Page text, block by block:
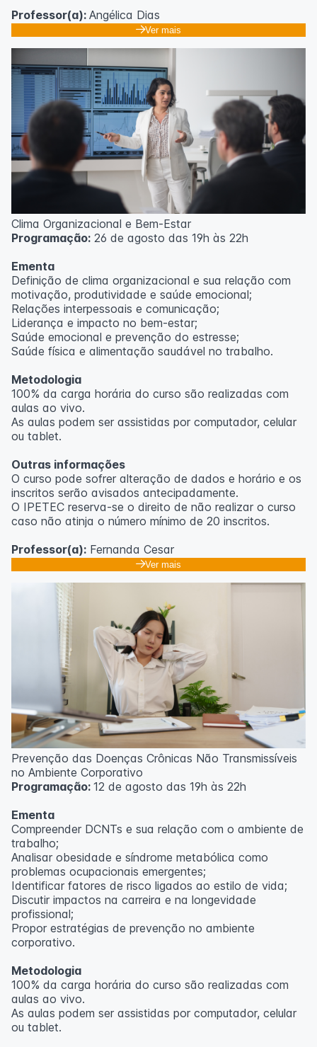
Professor(a): Angélica Dias
Ver mais
Clima Organizacional e Bem-Estar
Programação: 26 de agosto das 19h às 22h
Ementa
Definição de clima organizacional e sua relação com
motivação, produtividade e saúde emocional;
Relações interpessoais e comunicação;
Liderança e impacto no bem-estar;
Saúde emocional e prevenção do estresse;
Saúde física e alimentação saudável no trabalho.
Metodologia
100% da carga horária do curso são realizadas com
aulas ao vivo.
As aulas podem ser assistidas por computador, celular
ou tablet.
Outras informações
O curso pode sofrer alteração de dados e horário e os
inscritos serão avisados ​​antecipadamente.
O IPETEC reserva-se o direito de não realizar o curso
caso não atinja o número mínimo de 20 inscritos.
Professor(a): Fernanda Cesar
Ver mais
Prevenção das Doenças Crônicas Não Transmissíveis
no Ambiente Corporativo
Programação: 12 de agosto das 19h às 22h
Ementa
Compreender DCNTs e sua relação com o ambiente de
trabalho;
Analisar obesidade e síndrome metabólica como
problemas ocupacionais emergentes;
Identificar fatores de risco ligados ao estilo de vida;
Discutir impactos na carreira e na longevidade
profissional;
Propor estratégias de prevenção no ambiente
corporativo.
Metodologia
100% da carga horária do curso são realizadas com
aulas ao vivo.
As aulas podem ser assistidas por computador, celular
ou tablet.